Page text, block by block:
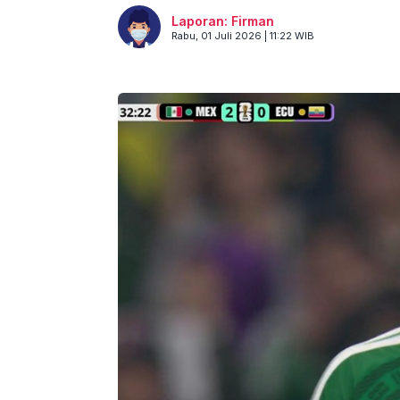
Laporan: Firman
Rabu, 01 Juli 2026 | 11:22 WIB